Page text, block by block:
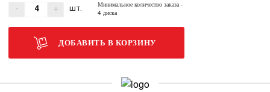
- + ШТ.
Минимальное количество заказа-
4 диска
ДОБАВИТЬ В КОРЗИНУ